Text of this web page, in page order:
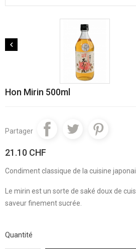

Hon Mirin 500ml
Partager
21.10 CHF
Condiment classique de la cuisine
Le mirin est un sorte de saké doux de
saveur finement sucrée.
Quantité